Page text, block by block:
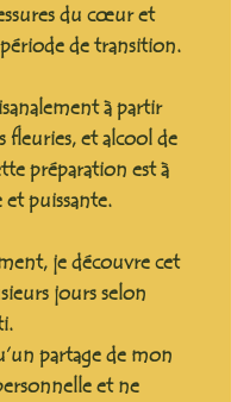
du cœur et
de transition.
à partir
fleuries, et alcool de
préparation est à
et puissante.
je découvre cet
jours selon
partage de mon
etne